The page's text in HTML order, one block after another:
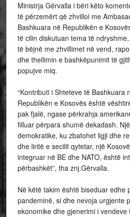
Ministrja Gërvalla i bëri këto
të përzemërt që zhvilloi me
Bashkuara në Republikën e
të cilin diskutuan tema të
të bëjnë me zhvillimet në vend,
dhe thellimin e bashkëpunimit të
popujve miq.
“Kontributi i Shteteve të Bashkuara
Republikën e Kosovës është
pak fjalë, ngase përkrahja
filluar përpara shumë dekadash.
demokratike, ku zbatohet ligji dhe
dhe liritë e secilit qytetar, një
integruar në BE dhe NATO, është
përbashkët”, tha znj.Gërvalla.
Në këtë takim është biseduar edhe
pandeminë, si dhe nevoja urgjente
ekonomike dhe gjenerimi i vendeve